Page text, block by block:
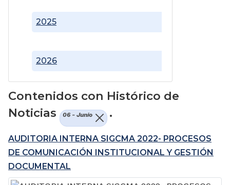
2025
2026
Contenidos con Histórico de
Noticias
06 - Junio .
AUDITORIA INTERNA SIGCMA 2022- PROCESOS
DE COMUNICACIÓN INSTITUCIONAL Y GESTIÓN
DOCUMENTAL